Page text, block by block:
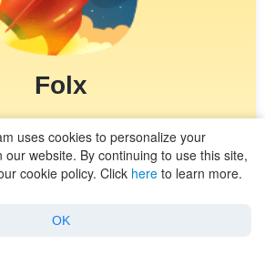
Folx
macOS 10.13+ , 17.89MB size
(5 Oct, 2022)Release notes
uses cookies to personalize your
our website. By continuing to use this site,
cookie policy. Click here to learn more.
OK